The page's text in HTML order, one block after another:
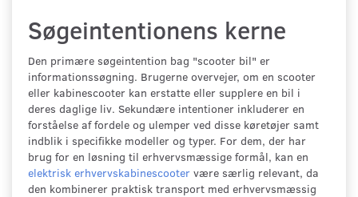
Søgeintentionens kerne
Den primære søgeintention bag "scooter bil" er
informationssøgning. Brugerne overvejer, om en scooter
eller kabinescooter kan erstatte eller supplere en bil i
deres daglige liv. Sekundære intentioner inkluderer en
forståelse af fordele og ulemper ved disse køretøjer samt
indblik i specifikke modeller og typer. For dem, der har
brug for en løsning til erhvervsmæssige formål, kan en
elektrisk erhvervskabinescooter være særlig relevant, da
den kombinerer praktisk transport med erhvervsmæssig